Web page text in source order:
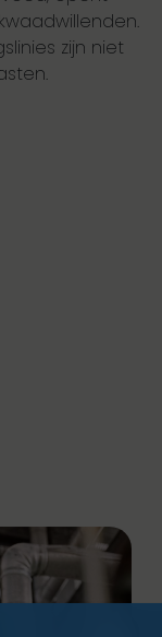
zijn niet